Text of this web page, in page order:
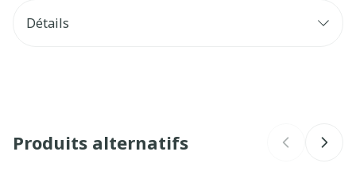
Détails
Marques NRGI
Produits alternatifs